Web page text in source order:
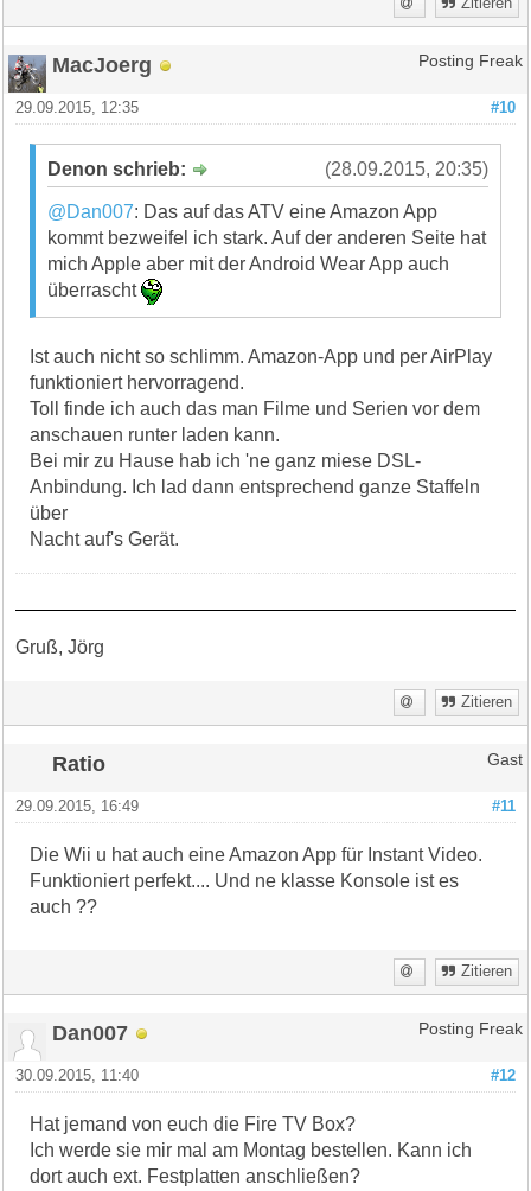
Zitieren
MacJoerg Posting Freak
#10
29.09.2015, 12:35
(28.09.2015, 20:35)
Denon schrieb:
@Dan007: Das auf das ATV eine Amazon App
kommt bezweifel ich stark. Auf der anderen Seite hat
mich Apple aber mit der Android Wear App auch
überrascht
Ist auch nicht so schlimm. Amazon-App und per AirPlay
funktioniert hervorragend.
Toll finde ich auch das man Filme und Serien vor dem
anschauen runter laden kann.
Bei mir zu Hause hab ich 'ne ganz miese DSL-
Anbindung. Ich lad dann entsprechend ganze Staffeln
über
Nacht auf's Gerät.
Gruß, Jörg
Zitieren
Ratio Gast
#11
29.09.2015, 16:49
Die Wii u hat auch eine Amazon App für Instant Video.
Funktioniert perfekt.... Und ne klasse Konsole ist es
auch ??
Zitieren
Dan007 Posting Freak
#12
30.09.2015, 11:40
Hat jemand von euch die Fire TV Box?
Ich werde sie mir mal am Montag bestellen. Kann ich
dort auch ext. Festplatten anschließen?